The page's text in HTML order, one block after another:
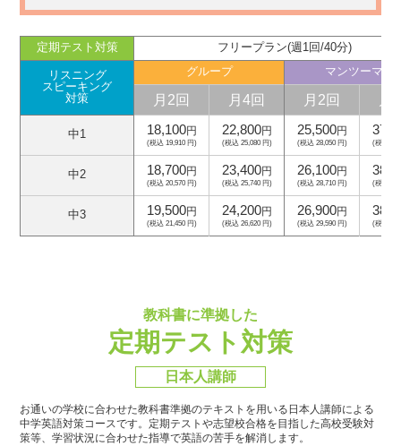
定期テスト対策 フリープラン(週1回/40分)
リスニング
スピーキング
対策
グループ マンツーマン
月2回 月4回 月2回
中1 18,100円
(税込 19,910 円)
22,800円
(税込 25,080 円)
25,500円
(税込 28,050 円) (税込
中2 18,700円
(税込 20,570 円)
23,400円
(税込 25,740 円)
26,100円
(税込 28,710 円) (税込
中3 19,500円
(税込 21,450 円)
24,200円
(税込 26,620 円)
26,900円
(税込 29,590 円) (税込
教科書に準拠した
定期テスト対策
日本人講師
お通いの学校に合わせた教科書準拠のテキストを用いる日本人講師による
中学英語対策コースです。 定期テストや志望校合格を目指した高校受験対
策等、学習状況に合わせた指導で英語の苦手を解消します。